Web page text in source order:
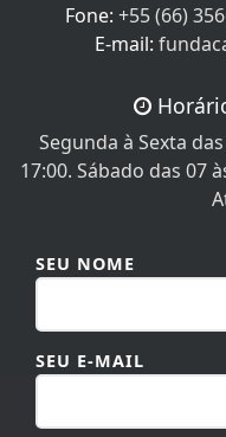
Fone: +55 (66)
E-mail:
Segunda à Sexta
17:00. Sábado das 07
SEU NOME
SEU E-MAIL